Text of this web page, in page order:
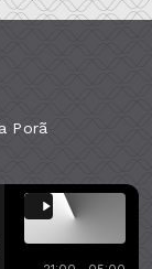
Porã